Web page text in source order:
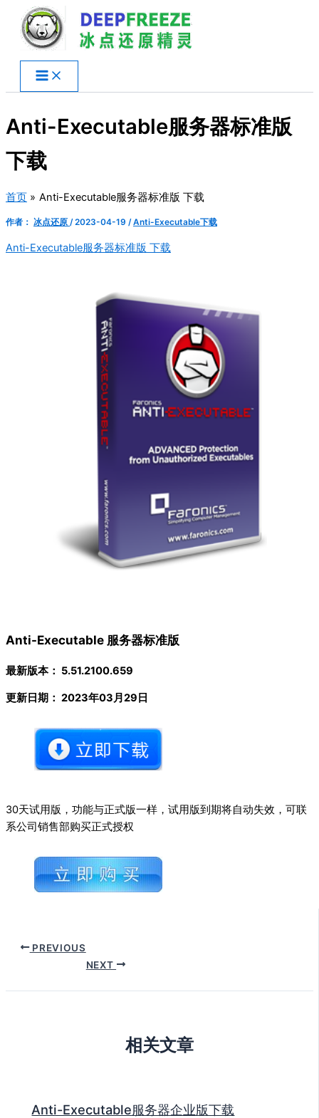
Anti-Executable服务器标准版
下载
首页 Anti-Executable服务器标准版 下载
作者： 冰点还原 /2023-04-19 /Anti-Executable下载
Anti-Executable服务器标准版 下载
Anti-Executable 服务器标准版
最新版本： 5.51.2100.659
更新日期： 2023年03月29日
30天试用版，功能与正式版一样，试用版到期将自动失效，可联
系公司销售部购买正式授权
PREVIOUS
NEXT
相关文章
Anti-Executable服务器企业版下载